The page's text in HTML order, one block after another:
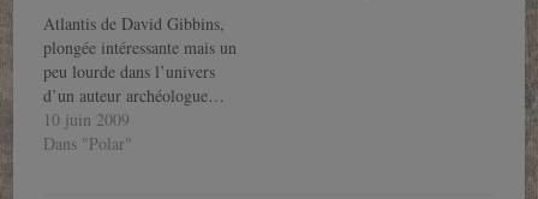
Atlantis de David Gibbins,
plongée intéressante mais un
peu lourde dans l’univers
d’un auteur archéologue…
10 juin 2009
Dans "Polar"